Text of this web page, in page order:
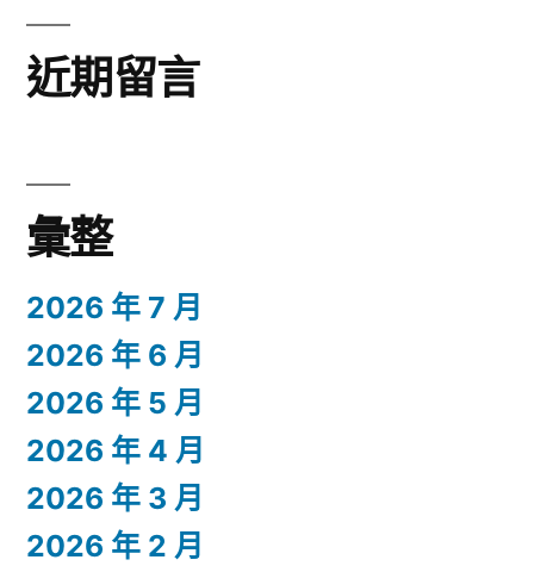
近期留言
彙整
2026 年 7 月
2026 年 6 月
2026 年 5 月
2026 年 4 月
2026 年 3 月
2026 年 2 月